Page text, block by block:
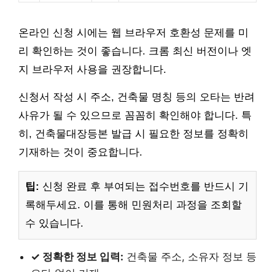
온라인 신청 시에는 웹 브라우저 호환성 문제를 미
리 확인하는 것이 좋습니다. 크롬 최신 버전이나 엣
지 브라우저 사용을 권장합니다.
신청서 작성 시 주소, 건축물 명칭 등의 오타는 반려
사유가 될 수 있으므로 꼼꼼히 확인해야 합니다. 특
히, 건축물대장등본 발급 시 필요한 정보를 정확히
기재하는 것이 중요합니다.
팁: 신청 완료 후 부여되는 접수번호를 반드시 기
록해두세요. 이를 통해 민원처리 과정을 조회할
수 있습니다.
✓ 정확한 정보 입력: 건축물 주소, 소유자 정보 등